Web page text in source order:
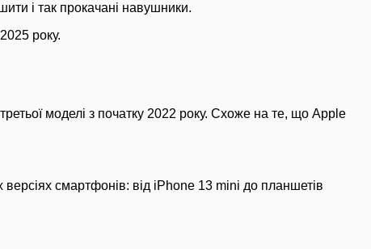
і так прокачані навушники.
року.
моделі з початку 2022 року. Схоже на те, що Apple
смартфонів: від iPhone 13 mini до планшетів